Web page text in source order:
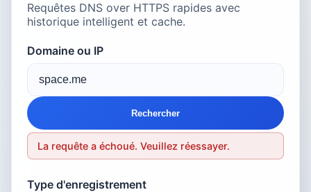
Requêtes DNS over HTTPS rapides avec
historique intelligent et cache.
Domaine ou IP
Rechercher
La requête a échoué. Veuillez réessayer.
Type d'enregistrement